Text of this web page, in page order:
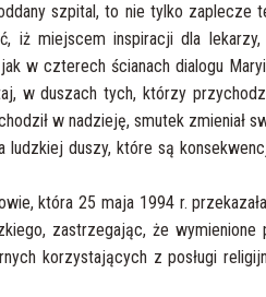
szpital, to nie tylko zaplecze
iż miejscem inspiracji dla lekarzy,
w czterech ścianach dialogu
w duszach tych, którzy
w nadzieję, smutek zmieniał
ludzkiej duszy, które są
która 25 maja 1994 r.
zastrzegając, że wymienione
korzystających z posługi